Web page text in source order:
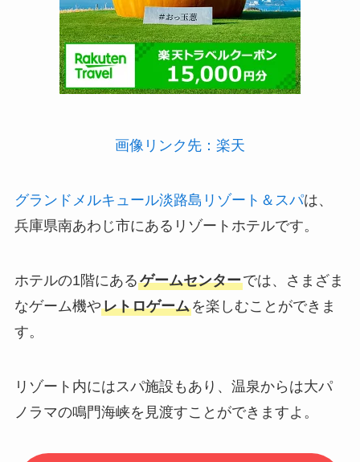
画像リンク先：楽天
グランドメルキュール淡路島リゾート＆スパは、
兵庫県南あわじ市にあるリゾートホテルです。
ホテルの1階にあるゲームセンターでは、さまざま
なゲーム機やレトロゲームを楽しむことができま
す。
リゾート内にはスパ施設もあり、温泉からは大パ
ノラマの鳴門海峡を見渡すことができますよ。